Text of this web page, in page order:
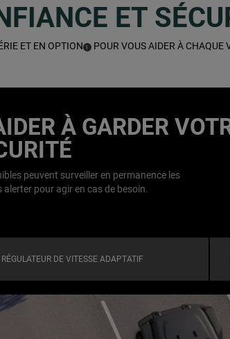
ET
ET EN OPTION (1 )POUR VOUS AIDER À CHAQUE
À GARDER
peuvent surveiller en permanence les
pour agir en cas de besoin.
RÉGULATEUR DE VITESSE ADAPTATIF